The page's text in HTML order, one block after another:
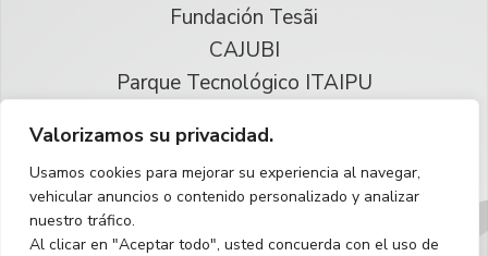
Valorizamos su privacidad.
Usamos cookies para mejorar su experiencia al navegar,
vehicular anuncios o contenido personalizado y analizar
nuestro tráfico.
Al clicar en "Aceptar todo", usted concuerda con el uso de
Fundación Tesãi
CAJUBI
Parque Tecnológico ITAIPU
Reservados todos los derechos
Español